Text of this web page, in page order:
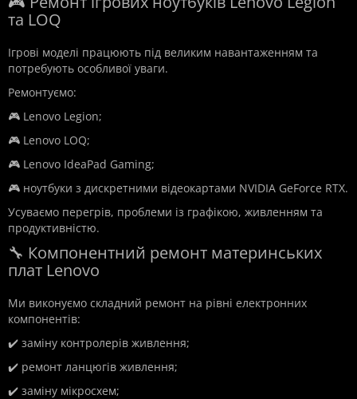
та LOQ
Ігрові моделі працюють під великим навантаженням та
потребують особливої уваги.
Ремонтуємо:
🎮 Lenovo Legion;
🎮 Lenovo LOQ;
🎮 Lenovo IdeaPad Gaming;
🎮 ноутбуки з дискретними відеокартами NVIDIA GeForce RTX.
Усуваємо перегрів, проблеми із графікою, живленням та
продуктивністю.
🔧 Компонентний ремонт материнських
плат Lenovo
Ми виконуємо складний ремонт на рівні електронних
компонентів:
✔️ заміну контролерів живлення;
✔️ ремонт ланцюгів живлення;
✔️ заміну мікросхем;